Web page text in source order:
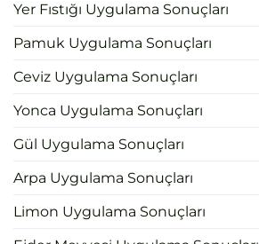
Yer Fıstığı Uygulama Sonuçları
Pamuk Uygulama Sonuçları
Ceviz Uygulama Sonuçları
Yonca Uygulama Sonuçları
Gül Uygulama Sonuçları
Arpa Uygulama Sonuçları
Limon Uygulama Sonuçları